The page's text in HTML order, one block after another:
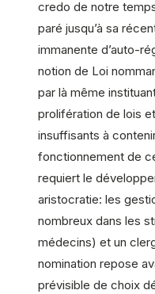
credo de notre
paré jusqu’à sa
immanente d’auto-
notion de Loi
par là même
prolifération de lois
insuffisants à
fonctionnement de
requiert le
aristocratie: les
nombreux dans les
médecins) et un
nomination repose
prévisible de choix